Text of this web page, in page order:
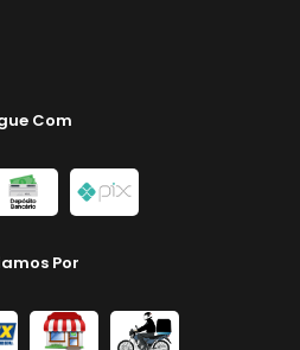
Com
Por